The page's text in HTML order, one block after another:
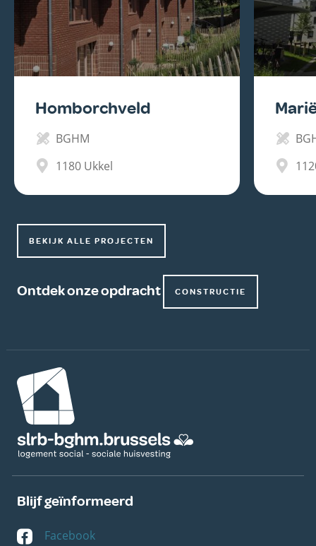
Homborchveld
BGHM
1180 Ukkel
BEKIJK ALLE PROJECTEN
Ontdek onze opdracht CONSTRUCTIE
Afbeelding
Blijf geïnformeerd
Facebook